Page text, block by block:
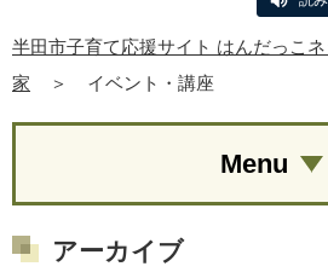
半田市子育て応援サイト はんだっこネ
家
＞ イベント・講座
Menu
アーカイブ